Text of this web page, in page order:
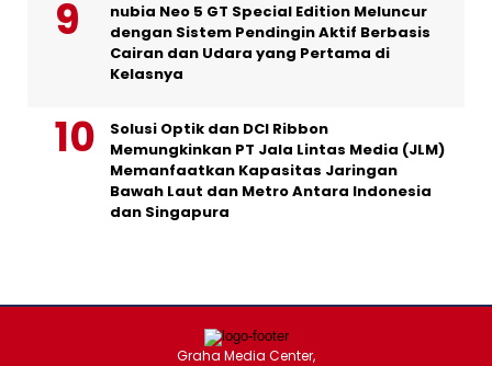
nubia Neo 5 GT Special Edition Meluncur
dengan Sistem Pendingin Aktif Berbasis
Cairan dan Udara yang Pertama di
Kelasnya
Solusi Optik dan DCI Ribbon
Memungkinkan PT Jala Lintas Media (JLM)
Memanfaatkan Kapasitas Jaringan
Bawah Laut dan Metro Antara Indonesia
dan Singapura
Graha Media Center,